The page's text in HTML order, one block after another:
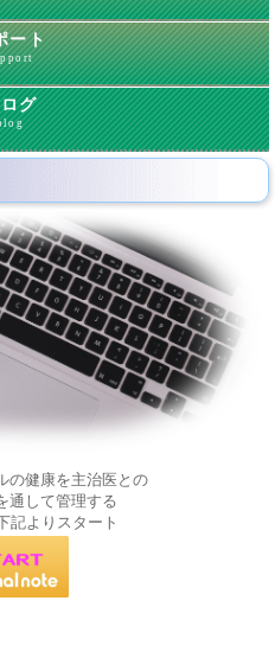
ート
グ
の健康を主治医との
通して管理する
記よりスタート